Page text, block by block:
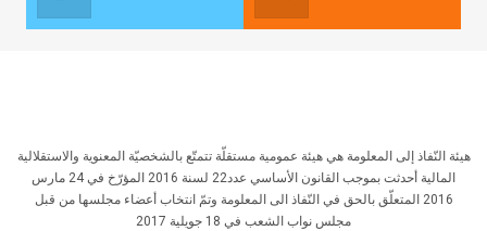
هيئة النّفاذ إلى المعلومة هي هيئة عمومية مستقلّة تتمتّع بالشخصيّة المعنوية والاستقلالية
المالية أحدثت بموجب القانون الأساسي عدد22 لسنة 2016 المؤرّخ في 24 مارس
2016 المتعلّق بالحق في النّفاذ الى المعلومة وتمّ انتخاب أعضاء مجلسها من قبل
مجلس نواب الشعب في 18 جويلية 2017